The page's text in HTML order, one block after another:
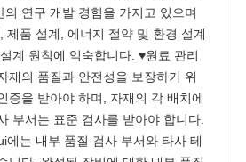
의 연구 개발 경험을 가지고 있으며
제품 설계, 에너지 절약 및 환경 설계
계 원칙에 익숙합니다. ♥원료 관리
재의 품질과 안전성을 보장하기 위
증을 받아야 하며, 자재의 각 배치에
부서는 표준 검사를 받아야 합니다.
에는 내부 품질 검사 부서와 타사 테